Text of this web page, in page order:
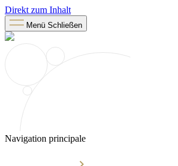
Direkt zum Inhalt
Menü Schließen
Navigation principale